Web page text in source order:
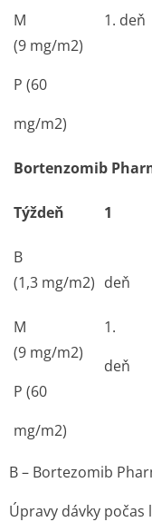
M
(9 mg/m2)
P (60
mg/m2)
1. deň
Bortenzomib
Týždeň 1
B
(1,3 mg/m2) deň
M
(9 mg/m2)
P (60
mg/m2)
1.
deň
B – Bortezomib
Úpravy dávky